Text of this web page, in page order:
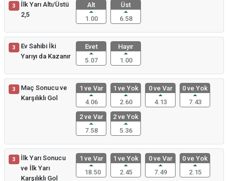
3
İlk Yarı Altı/Üstü
2,5
Alt
1.00
Üst
6.58
3
Ev Sahibi İki
Yarıyı da Kazanır
Evet
5.07
Hayır
1.00
3
Maç Sonucu ve
Karşılıklı Gol
1 ve Var
4.06
1 ve Yok
2.60
0 ve Var
4.13
0 ve Yok
7.43
2 ve Var
7.58
2 ve Yok
5.36
3
İlk Yarı Sonucu
ve İlk Yarı
Karşılıklı Gol
1 ve Var
18.50
1 ve Yok
2.45
0 ve Var
7.49
0 ve Yok
2.15